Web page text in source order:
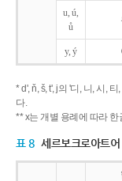
u, ú,
ů
y, ý
* d', ň, š, t', j의 '디, 니, 시,
다.
** x는 개별 용례에 따라 한
표 8 세르보크로아트